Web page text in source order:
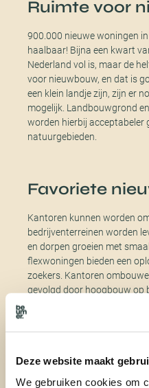
Deze website maakt
We gebruiken cookies om
Ruimte voor
900.000 nieuwe woningen
haalbaar! Bijna een kwart
Nederland vol is, maar de
voor nieuwbouw, en dat is
een klein landje zijn, zijn er
mogelijk. Landbouwgrond
worden hierbij acceptabeler
natuurgebieden.
Favoriete
Kantoren kunnen worden
bedrijventerreinen worden
en dorpen groeien met
flexwoningen bieden een
zoekers. Kantoren
gevolgd door hoogbouw op
bedrijventerreinen. Extra
woningen zijn echter minder